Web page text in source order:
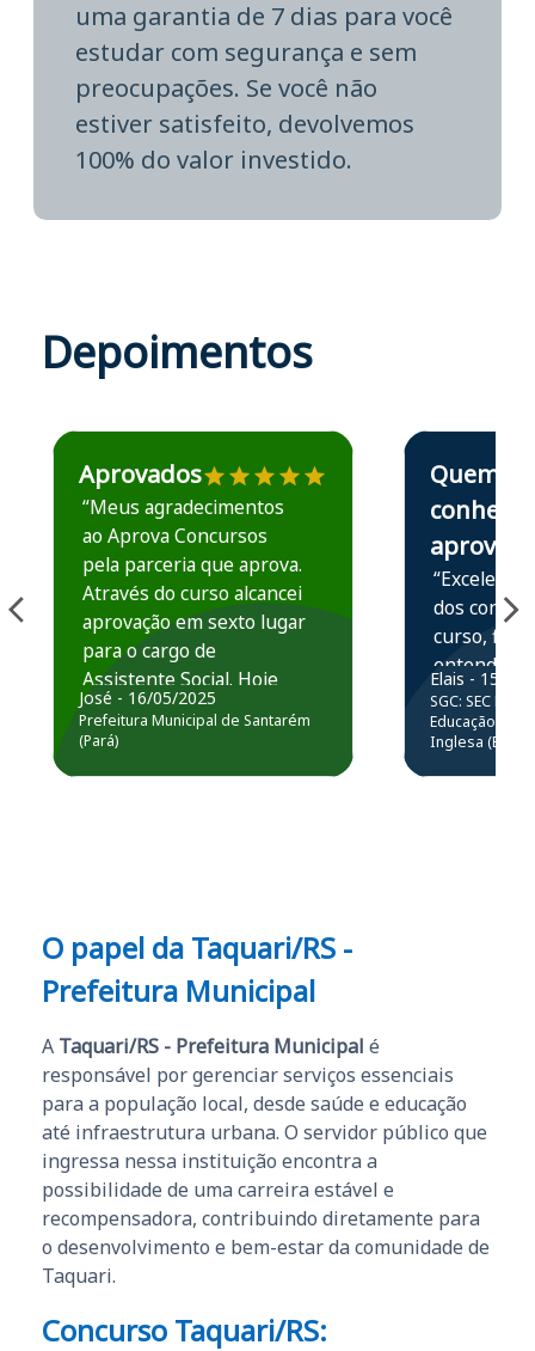
uma garantia de 7 dias para você
estudar com segurança e sem
preocupações. Se você não
estiver satisfeito, devolvemos
100% do valor investido.
Depoimentos
Estudante José recomenda o Aprova Concursos em
Aprovados
“Meus agradecimentos
ao Aprova Concursos
pela parceria que aprova.
Através do curso alcancei
aprovação em sexto lugar
para o cargo de
Assistente Social. Hoje
estou atuando na
Prefeitura de Santarém.
José - 16/05/2025
Prefeitura Municipal de Santarém
(Pará)
Estudante Elais
Quem
conhece,
aprova
“Excelente
dos
curso,
entender e
prática
resolução
questões.”
Elais - 15/07/
SGC: SEC BA
Educação
Inglesa (Edital
O papel da Taquari/RS -
Prefeitura Municipal
A Taquari/RS - Prefeitura Municipal é
responsável por gerenciar serviços essenciais
para a população local, desde saúde e educação
até infraestrutura urbana. O servidor público que
ingressa nessa instituição encontra a
possibilidade de uma carreira estável e
recompensadora, contribuindo diretamente para
o desenvolvimento e bem-estar da comunidade de
Taquari.
Concurso Taquari/RS: